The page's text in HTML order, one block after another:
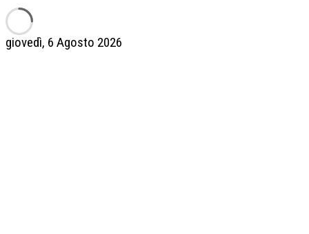
giovedì, 6 Agosto 2026